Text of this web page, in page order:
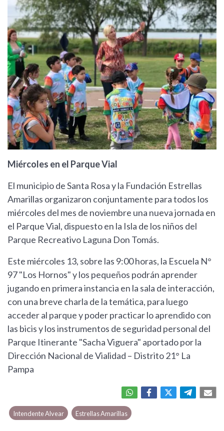
Miércoles en el Parque Vial
El municipio de Santa Rosa y la Fundación Estrellas
Amarillas organizaron conjuntamente para todos los
miércoles del mes de noviembre una nueva jornada en
el Parque Vial, dispuesto en la Isla de los niños del
Parque Recreativo Laguna Don Tomás.
Este miércoles 13, sobre las 9:00 horas, la Escuela N°
97 "Los Hornos" y los pequeños podrán aprender
jugando en primera instancia en la sala de interacción,
con una breve charla de la temática, para luego
acceder al parque y poder practicar lo aprendido con
las bicis y los instrumentos de seguridad personal del
Parque Itinerante "Sacha Viguera" aportado por la
Dirección Nacional de Vialidad – Distrito 21° La
Pampa
Intendente Alvear Estrellas Amarillas